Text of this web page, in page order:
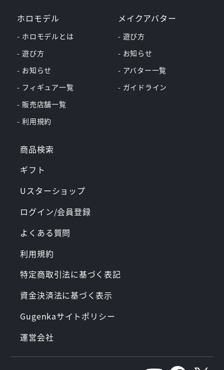
ホロモデル
- ホロモデルとは
- 遊び方
- お知らせ
- フィギュア一覧
- 販売店舗一覧
- 利用規約
メイクアバター
- 遊び方
- お知らせ
- アバター一覧
- ガイドライン
商品検索
ギフト
Uスターショップ
ログイン/会員登録
よくある質問
利用規約
特定商取引法に基づく表記
資金決済法に基づく表示
Gugenkaサイトポリシー
運営会社